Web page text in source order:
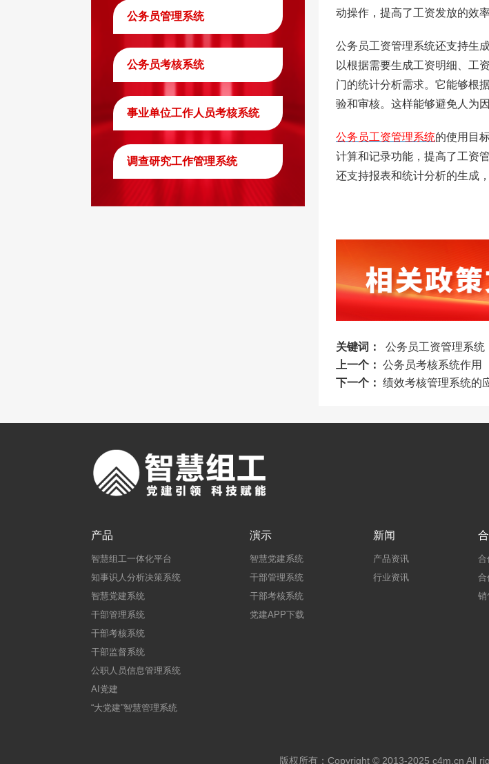
公务员管理系统
公务员考核系统
事业单位工作人员考核系统
调查研究工作管理系统
动操作，提高了工资发放的效
公务员工资管理系统还支持生
以根据需要生成工资明细、工
门的统计分析需求。 它能够根
验和审核。这样能够避免人为
公务员工资管理系统的使用目
计算和记录功能，提高了工资
还支持报表和统计分析的生成
关键词：
公务员工资管理系统
上一个： 公务员考核系统作用
下一个： 绩效考核管理系统的
产品
智慧组工一体化平台
知事识人分析决策系统
智慧党建系统
干部管理系统
干部考核系统
干部监督系统
公职人员信息管理系统
AI党建
“大党建”智慧管理系统
演示
智慧党建系统
干部管理系统
干部考核系统
党建APP下载
新闻
产品资讯
行业资讯
合
合
销
版权所有：Copyright © 2013-2025 c4m.cn All